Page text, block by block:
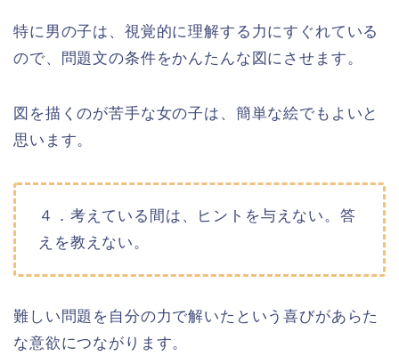
特に男の子は、視覚的に理解する力にすぐれている
ので、問題文の条件をかんたんな図にさせます。
図を描くのが苦手な女の子は、簡単な絵でもよいと
思います。
４．考えている間は、ヒントを与えない。答
えを教えない。
難しい問題を自分の力で解いたという喜びがあらた
な意欲につながります。